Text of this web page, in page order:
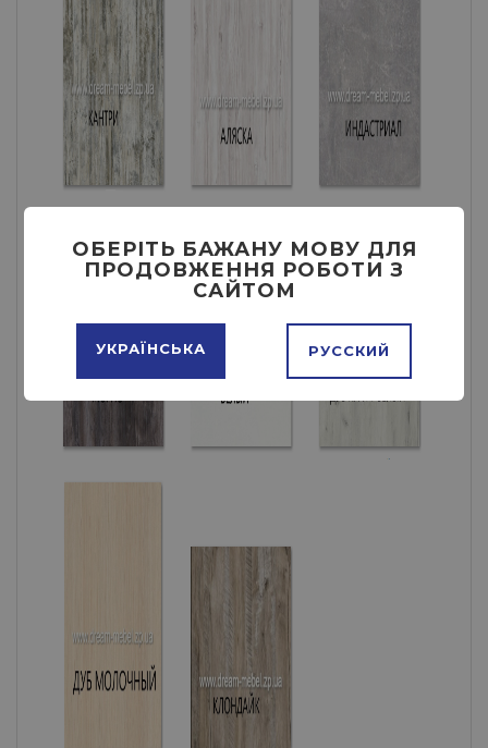
ОБЕРІТЬ БАЖАНУ МОВУ ДЛЯ
ПРОДОВЖЕННЯ РОБОТИ З
САЙТОМ
УКРАЇНСЬКА РУССКИЙ